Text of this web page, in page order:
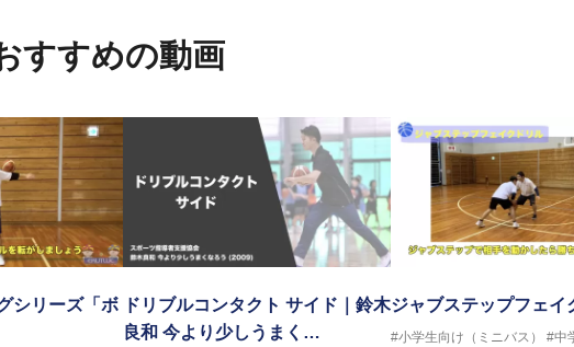
年U13ナショナルキャンプヘッドコーチ
年U13ナショナルキャンプヘッドコーチ
年男子日本代表サポートコーチ
年U22日本代表スプリングキャンプアドバイザリーコーチ
年U12ナショナルキャンプヘッドコーチ
2018年U13ナショナルキャンプヘッドコーチ
年～2021年男子日本代表サポートコーチ
すすめの動画
シリーズ「ボ
ドリブルコンタクト サイド｜鈴木
良和 今より少しうまく…
ジャブステップフェイ
#小学生向け（ミニバス）
#中